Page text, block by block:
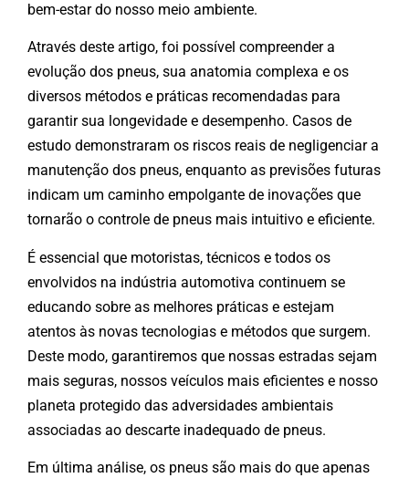
bem-estar do nosso meio ambiente.
Através deste artigo, foi possível compreender a
evolução dos pneus, sua anatomia complexa e os
diversos métodos e práticas recomendadas para
garantir sua longevidade e desempenho. Casos de
estudo demonstraram os riscos reais de negligenciar a
manutenção dos pneus, enquanto as previsões futuras
indicam um caminho empolgante de inovações que
tornarão o controle de pneus mais intuitivo e eficiente.
É essencial que motoristas, técnicos e todos os
envolvidos na indústria automotiva continuem se
educando sobre as melhores práticas e estejam
atentos às novas tecnologias e métodos que surgem.
Deste modo, garantiremos que nossas estradas sejam
mais seguras, nossos veículos mais eficientes e nosso
planeta protegido das adversidades ambientais
associadas ao descarte inadequado de pneus.
Em última análise, os pneus são mais do que apenas